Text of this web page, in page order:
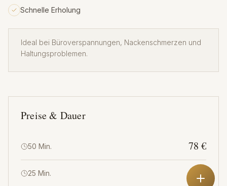
Schnelle Erholung
Ideal bei Büroverspannungen, Nackenschmerzen und
Haltungsproblemen.
Preise & Dauer
50 Min. 78 €
25 Min. 45 €
Wir nutzen Cookies für Analyse & Werbung.